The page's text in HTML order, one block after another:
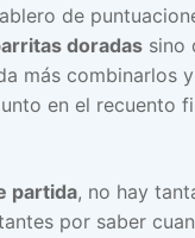
de
doradas sino
más combinarlos
en el recuento
partida, no hay
por saber